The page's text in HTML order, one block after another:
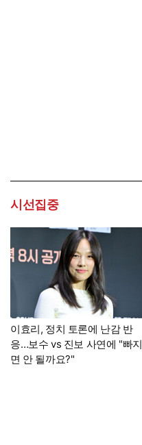
시선집중
이효리, 정치 토론에 난감 반
응…보수 vs 진보 사연에 "빠지
면 안 될까요?"